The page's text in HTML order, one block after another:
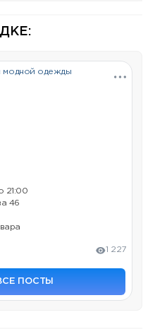
модной одежды
21:00
46
1 227
ПОСТЫ